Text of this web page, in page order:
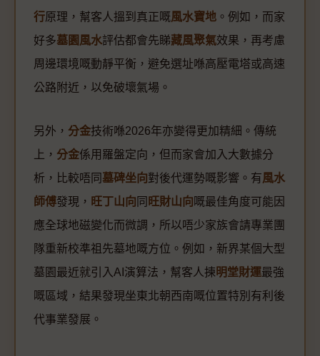
行原理，幫客人搵到真正嘅風水寶地 。例如，而家
好多墓園風水評估都會先睇藏風聚氣效果，再考慮
周邊環境嘅動靜平衡，避免選址喺高壓電塔或高速
公路附近，以免破壞氣場。
另外， 分金技術喺2026年亦變得更加精細。傳統
上， 分金係用羅盤定向，但而家會加入大數據分
析，比較唔同 墓碑坐向 對後代運勢嘅影響。有風水
師傅發現， 旺丁山向 同 旺財山向 嘅最佳角度可能因
應全球地磁變化而微調，所以唔少家族會請專業團
隊重新校準祖先墓地嘅方位。例如，新界某個大型
墓園最近就引入AI演算法，幫客人揀 明堂財運最強
嘅區域，結果發現坐東北朝西南嘅位置特別有利後
代事業發展。